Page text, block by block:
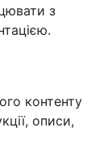
з
контенту
описи,